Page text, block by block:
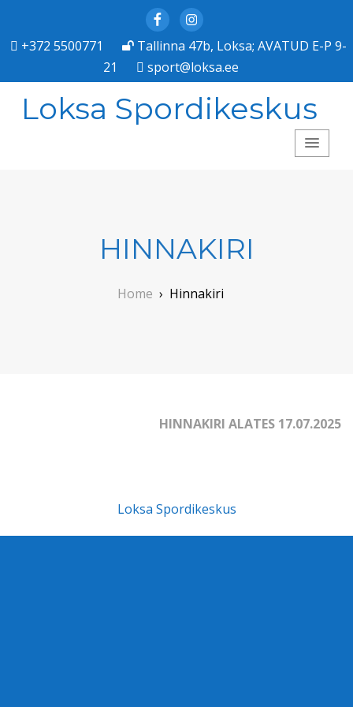
FacebookInstagram
+372 5500771
Tallinna 47b, Loksa; AVATUD E-P 9-
21
sport@loksa.ee
Loksa Spordikeskus
HINNAKIRI
Home › Hinnakiri
HINNAKIRI ALATES 17.07.2025
Loksa Spordikeskus